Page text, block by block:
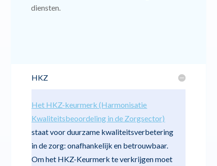
diensten.
HKZ
Het HKZ-keurmerk (Harmonisatie
Kwaliteitsbeoordeling in de Zorgsector)
staat voor duurzame kwaliteitsverbetering
in de zorg: onafhankelijk en betrouwbaar.
Om het HKZ-Keurmerk te verkrijgen moet